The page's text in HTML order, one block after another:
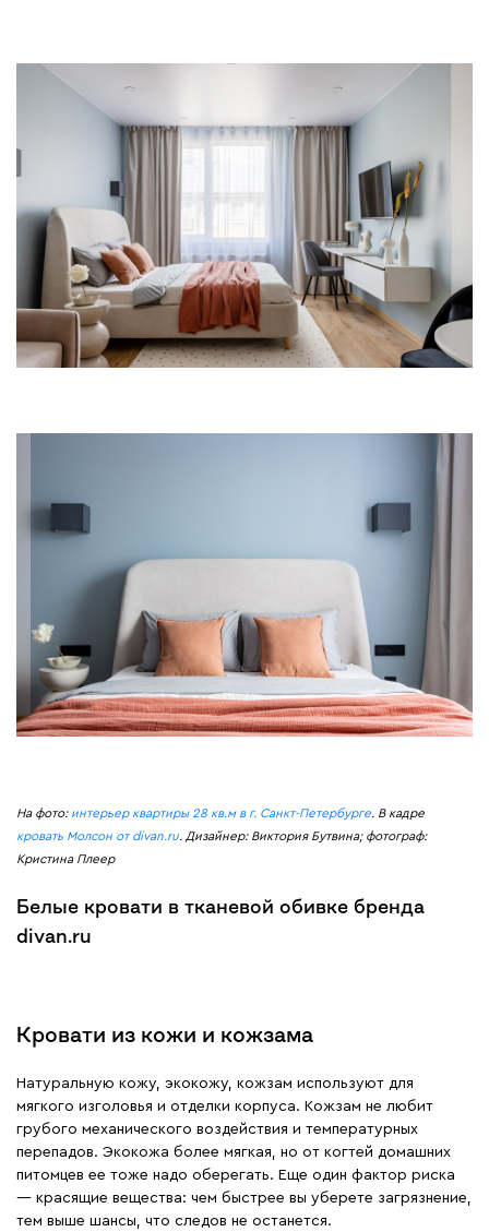
На фото: интерьер квартиры 28 кв.м в г. Санкт-Петербурге. В кадре
кровать Молсон от divan.ru. Дизайнер: Виктория Бутвина; фотограф:
Кристина Плеер
Белые кровати в тканевой обивке бренда
divan.ru
Кровати из кожи и кожзама
Натуральную кожу, экокожу, кожзам используют для
мягкого изголовья и отделки корпуса. Кожзам не любит
грубого механического воздействия и температурных
перепадов. Экокожа более мягкая, но от когтей домашних
питомцев ее тоже надо оберегать. Еще один фактор риска
— красящие вещества: чем быстрее вы уберете загрязнение,
тем выше шансы, что следов не останется.